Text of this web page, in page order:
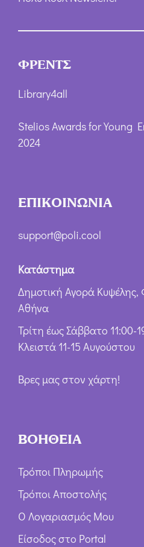
ΦΡΕΝΤΣ
Library4all
Stelios Awards for Young
2024
ΕΠΙΚΟΙΝΩΝΙΑ
support@poli.cool
Κατάστημα
Δημοτική Αγορά
Αθήνα
Τρίτη έως Σάββατο 11:00-
Κλειστά 11-15 Αυγούστου
Βρες μας στον χάρτη!
ΒΟΗΘΕΙΑ
Τρόποι Πληρωμής
Τρόποι Αποστολής
Ο Λογαριασμός Μου
Είσοδος στο Portal